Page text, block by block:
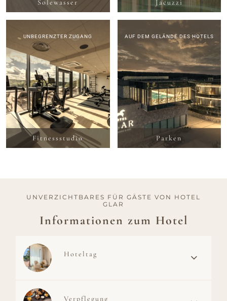
ZUHAUSE
ZIMMER
RESTAURANTE
SPA UND WELLNESS
GESCHÄFT
ATTRAKTIONEN
BILDERGALERIE
PAKETE ZUM BESTEN PREIS
SONDERANGEBOTE
HOCHZEITEN UND EMPFÄNGE
ÜBERPRÜFEN SIE, WAS IN UNSEREM BLOG LOS IST
Solewasser Jacuzzi
UNBEGRENZTER ZUGANG
Fitnessstudio
AUF DEM GELÄNDE DES HOTELS
Parken
Informationen zum Hotel
UNVERZICHTBARES FÜR GÄSTE VON HOTEL
GLAR
Hoteltag
Verpflegung